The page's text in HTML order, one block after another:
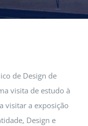
de Design de
visita de estudo à
visitar a exposição
Design e